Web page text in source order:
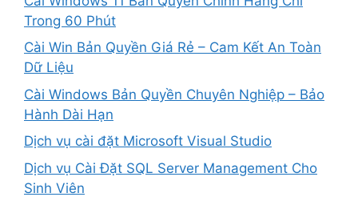
Trong 60 Phút
Cài Win Bản Quyền Giá Rẻ – Cam Kết An Toàn
Dữ Liệu
Cài Windows Bản Quyền Chuyên Nghiệp – Bảo
Hành Dài Hạn
Dịch vụ cài đặt Microsoft Visual Studio
Dịch vụ Cài Đặt SQL Server Management Cho
Sinh Viên